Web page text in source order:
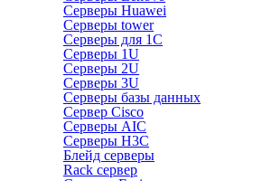
Серверы Huawei
Серверы tower
Серверы для 1C
Серверы 1U
Серверы 2U
Серверы 3U
Серверы базы данных
Сервер Cisco
Серверы AIC
Серверы H3C
Блейд серверы
Rack сервер